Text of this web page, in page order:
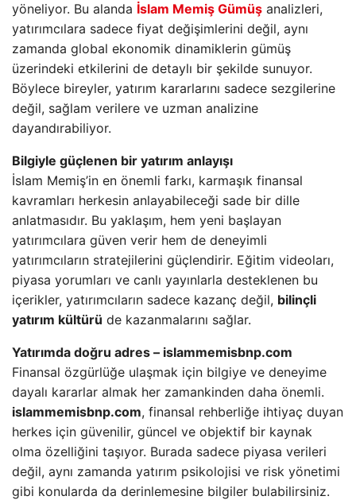
yöneliyor. Bu alanda İslam Memiş Gümüş analizleri,
yatırımcılara sadece fiyat değişimlerini değil, aynı
zamanda global ekonomik dinamiklerin gümüş
üzerindeki etkilerini de detaylı bir şekilde sunuyor.
Böylece bireyler, yatırım kararlarını sadece sezgilerine
değil, sağlam verilere ve uzman analizine
dayandırabiliyor.
Bilgiyle güçlenen bir yatırım anlayışı
İslam Memiş’in en önemli farkı, karmaşık finansal
kavramları herkesin anlayabileceği sade bir dille
anlatmasıdır. Bu yaklaşım, hem yeni başlayan
yatırımcılara güven verir hem de deneyimli
yatırımcıların stratejilerini güçlendirir. Eğitim videoları,
piyasa yorumları ve canlı yayınlarla desteklenen bu
içerikler, yatırımcıların sadece kazanç değil, bilinçli
yatırım kültürü de kazanmalarını sağlar.
Yatırımda doğru adres – islammemisbnp.com
Finansal özgürlüğe ulaşmak için bilgiye ve deneyime
dayalı kararlar almak her zamankinden daha önemli.
islammemisbnp.com, finansal rehberliğe ihtiyaç duyan
herkes için güvenilir, güncel ve objektif bir kaynak
olma özelliğini taşıyor. Burada sadece piyasa verileri
değil, aynı zamanda yatırım psikolojisi ve risk yönetimi
gibi konularda da derinlemesine bilgiler bulabilirsiniz.